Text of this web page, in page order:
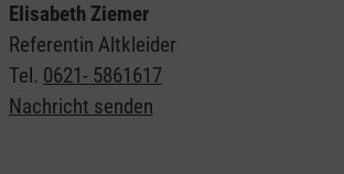
aus dem Verkauf Ihrer
finanzieren wir unsere sozialen
Projekte, die wir für Betroffene
Elisabeth Ziemer
Referentin Altkleider
Tel. 0621- 5861617
Nachricht senden